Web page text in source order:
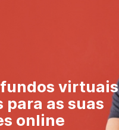
virtuais
para as suas
online